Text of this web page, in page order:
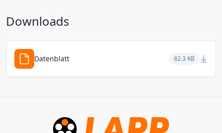
Downloads
Datenblatt 82.3 KB